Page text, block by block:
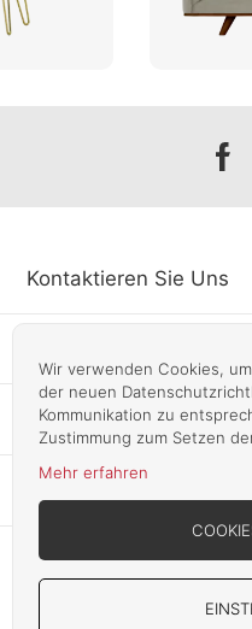
Wir verwenden Cookies,
der neuen
Kommunikation zu
Zustimmung zum Setzen
Mehr erfahren
Our
Kontaktieren Sie Uns
Infos